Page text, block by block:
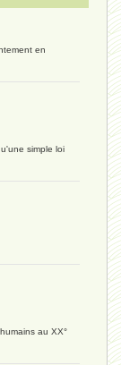
en
simple loi
au XX°